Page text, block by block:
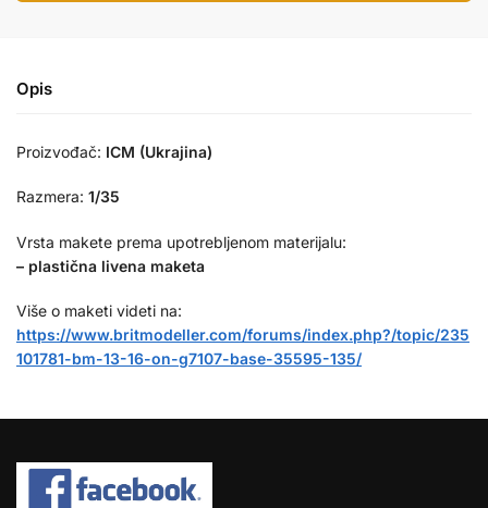
Opis
Proizvođač: ICM (Ukrajina)
Razmera: 1/35
Vrsta makete prema upotrebljenom materijalu:
– plastična livena maketa
Više o maketi videti na:
https://www.britmodeller.com/forums/index.php?/topic/235
101781-bm-13-16-on-g7107-base-35595-135/